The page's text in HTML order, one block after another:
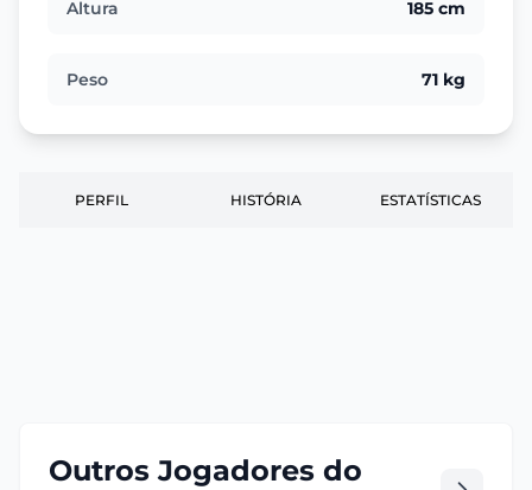
Altura 185 cm
Peso 71 kg
PERFIL HISTÓRIA ESTATÍSTICAS
Outros Jogadores do